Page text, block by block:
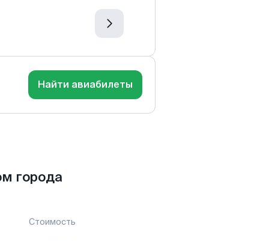
Найти авиабилеты
города
Стоимость